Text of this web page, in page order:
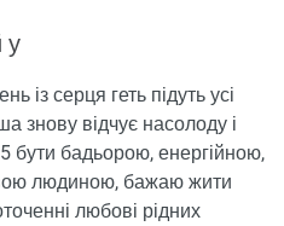
у
із серця геть підуть усі
знову відчує насолоду і
бути бадьорою, енергійною,
людиною, бажаю жити
любові рідних